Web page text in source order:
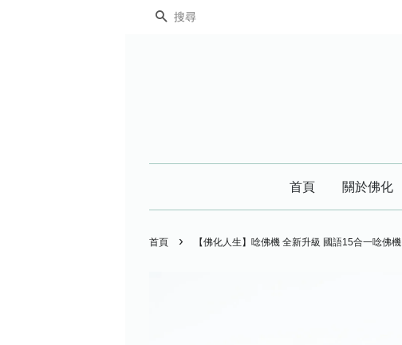
搜尋
首頁 關於佛化
首頁 › 【佛化人生】唸佛機 全新升級 國語15合一唸佛機